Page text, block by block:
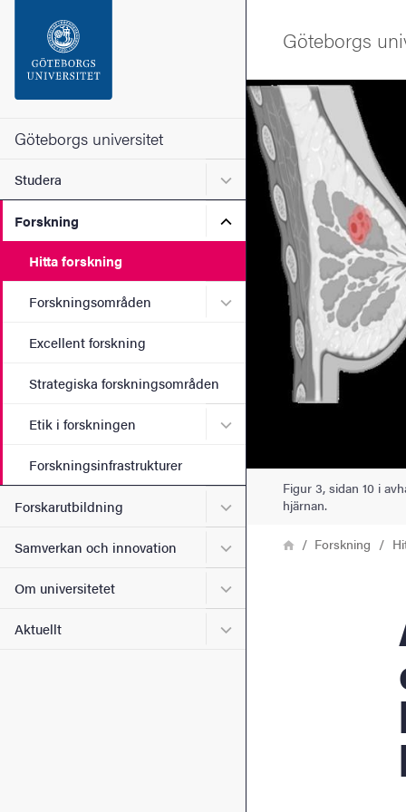
Sidfoten
Om webbplatsen
Göteborgs universitet
Studera Undermeny för Studera
Forskning Undermeny för Forskning
Hitta forskning
Forskningsområden Undermeny för
Excellent forskning
Strategiska forskningsområden
Etik i forskningen Undermeny för Etik i
Forskningsinfrastrukturer
Forskarutbildning Undermeny för
Samverkan och innovation Undermeny för
Om universitetet Undermeny för Om
Aktuellt Undermeny för Aktuellt
Göteborgs
Bild
Figur 3, sidan 10 i
hjärnan.
LänkstigHemForskning